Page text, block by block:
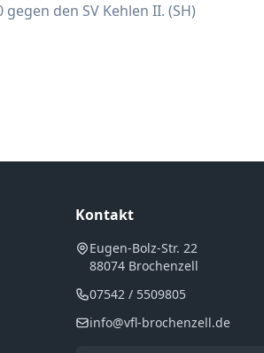
den SV Kehlen II. (SH)
Kontakt
Eugen-Bolz-Str. 22
88074 Brochenzell
07542 / 5509805
info@vfl-brochenzell.de